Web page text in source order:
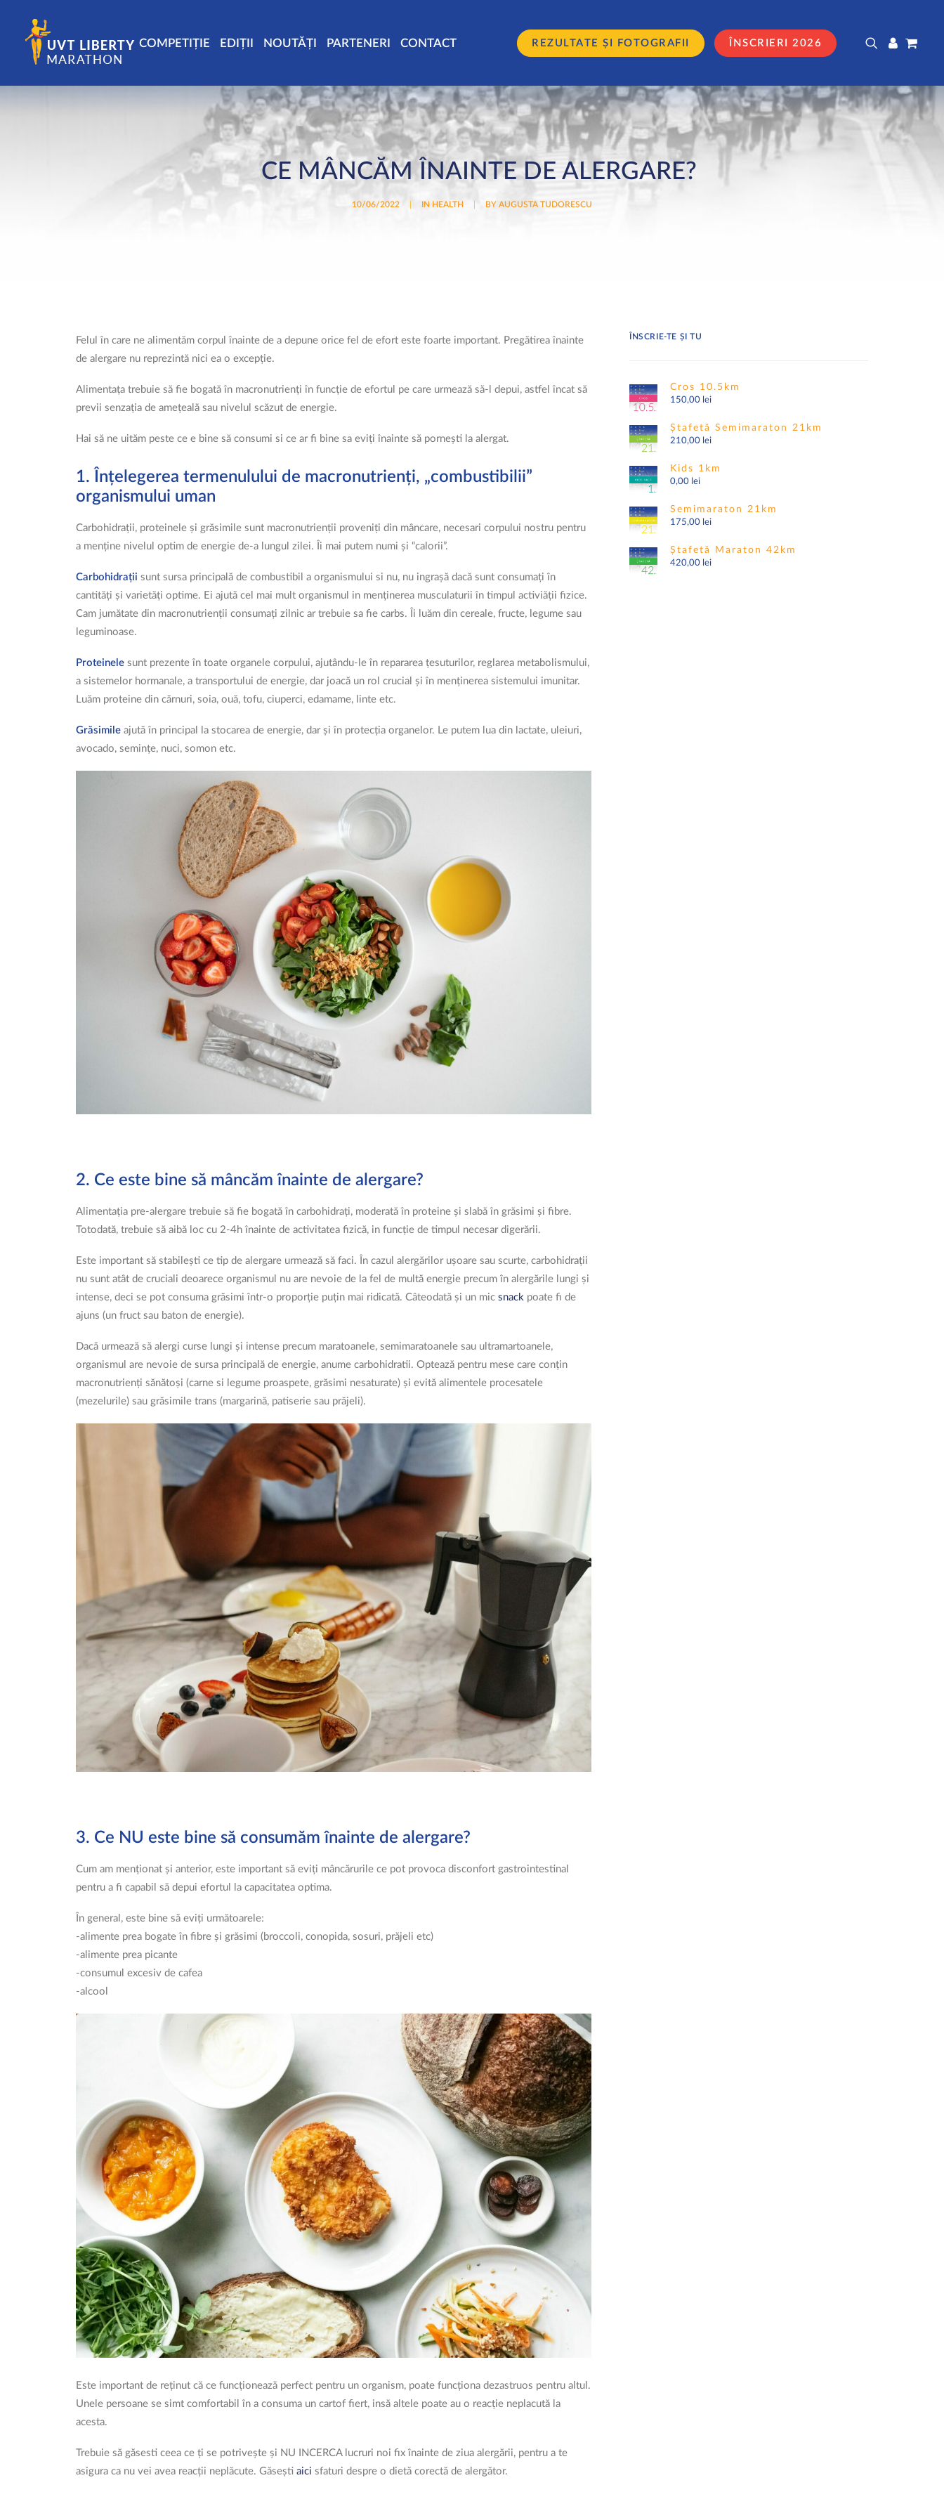
COMPETIȚIE EDIȚII NOUTĂȚI PARTENERI CONTACT REZULTATE ȘI FOTOGRAFII ÎNSCRIERI 2026
CE MÂNCĂM ÎNAINTE DE ALERGARE?
10/06/2022 IN HEALTH BY AUGUSTA TUDORESCU
Felul în care ne alimentăm corpul înainte de a depune orice fel de efort este foarte important. Pregătirea înainte
de alergare nu reprezintă nici ea o excepție.
Alimentața trebuie să fie bogată în macronutrienți în funcție de efortul pe care urmează să-l depui, astfel încat să
previi senzația de amețeală sau nivelul scăzut de energie.
Hai să ne uităm peste ce e bine să consumi si ce ar fi bine sa eviți înainte să pornești la alergat.
1. Înțelegerea termenulului de macronutrienți, „combustibilii”
organismului uman
Carbohidrații, proteinele și grăsimile sunt macronutrienții proveniți din mâncare, necesari corpului nostru pentru
a menține nivelul optim de energie de-a lungul zilei. Îi mai putem numi și “calorii”.
Carbohidrații sunt sursa principală de combustibil a organismului si nu, nu ingrașă dacă sunt consumați în
cantități și varietăți optime. Ei ajută cel mai mult organismul in menținerea musculaturii în timpul activiății fizice.
Cam jumătate din macronutrienții consumați zilnic ar trebuie sa fie carbs. Îi luăm din cereale, fructe, legume sau
leguminoase.
Proteinele sunt prezente în toate organele corpului, ajutându-le în repararea țesuturilor, reglarea metabolismului,
a sistemelor hormanale, a transportului de energie, dar joacă un rol crucial și în menținerea sistemului imunitar.
Luăm proteine din cărnuri, soia, ouă, tofu, ciuperci, edamame, linte etc.
Grăsimile ajută în principal la stocarea de energie, dar și în protecția organelor. Le putem lua din lactate, uleiuri,
avocado, semințe, nuci, somon etc.
2. Ce este bine să mâncăm înainte de alergare?
Alimentația pre-alergare trebuie să fie bogată în carbohidrați, moderată în proteine și slabă în grăsimi și fibre.
Totodată, trebuie să aibă loc cu 2-4h înainte de activitatea fizică, in funcție de timpul necesar digerării.
Este important să stabilești ce tip de alergare urmează să faci. În cazul alergărilor ușoare sau scurte, carbohidrații
nu sunt atât de cruciali deoarece organismul nu are nevoie de la fel de multă energie precum în alergările lungi și
intense, deci se pot consuma grăsimi într-o proporție puțin mai ridicată. Câteodată și un mic snack poate fi de
ajuns (un fruct sau baton de energie).
Dacă urmează să alergi curse lungi și intense precum maratoanele, semimaratoanele sau ultramartoanele,
organismul are nevoie de sursa principală de energie, anume carbohidratii. Optează pentru mese care conțin
macronutrienți sănătoși (carne si legume proaspete, grăsimi nesaturate) și evită alimentele procesatele
(mezelurile) sau grăsimile trans (margarină, patiserie sau prăjeli).
3. Ce NU este bine să consumăm înainte de alergare?
Cum am menționat și anterior, este important să eviți mâncărurile ce pot provoca disconfort gastrointestinal
pentru a fi capabil să depui efortul la capacitatea optima.
În general, este bine să eviți următoarele:
-alimente prea bogate în fibre și grăsimi (broccoli, conopida, sosuri, prăjeli etc)
-alimente prea picante
-consumul excesiv de cafea
-alcool
Este important de reținut că ce funcționează perfect pentru un organism, poate funcționa dezastruos pentru altul.
Unele persoane se simt comfortabil în a consuma un cartof fiert, insă altele poate au o reacție neplacută la
acesta.
Trebuie să găsesti ceea ce ți se potrivește și NU INCERCA lucruri noi fix înainte de ziua alergării, pentru a te
asigura ca nu vei avea reacții neplăcute. Găsești aici sfaturi despre o dietă corectă de alergător.
ÎNSCRIE-TE ȘI TU
Cros 10.5km
150,00 lei
Ștafetă Semimaraton 21km
210,00 lei
Kids 1km
0,00 lei
Semimaraton 21km
175,00 lei
Ștafetă Maraton 42km
420,00 lei